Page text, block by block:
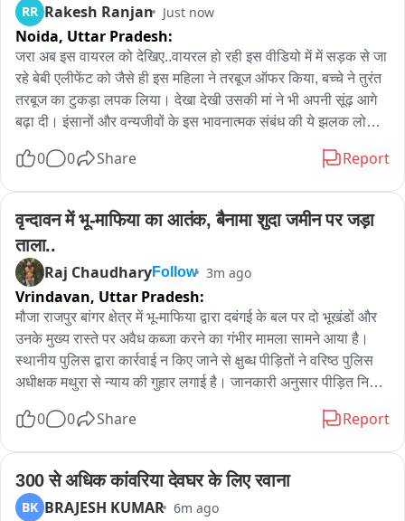
RR Rakesh Ranjan Just now
Noida, Uttar Pradesh:
जरा अब इस वायरल को देखिए..वायरल हो रही इस वीडियो में में सड़क से जा
रहे बेबी एलीफेंट को जैसे ही इस महिला ने तरबूज ऑफर किया, बच्चे ने तुरंत
तरबूज का टुकड़ा लपक लिया। देखा देखी उसकी मां ने भी अपनी सूंढ़ आगे
बढ़ा दी। इंसानों और वन्यजीवों के इस भावनात्मक संबंध की ये झलक लोगों
तरबूज पर लपटा बेबी ELEPHANT
0 0 Share Report
वृन्दावन में भू-माफिया का आतंक, बैनामा शुदा जमीन पर जड़ा
ताला..
Raj ChaudharyFollow 3m ago
Vrindavan, Uttar Pradesh:
मौजा राजपुर बांगर क्षेत्र में भू-माफिया द्वारा दबंगई के बल पर दो भूखंडों और
उनके मुख्य रास्ते पर अवैध कब्जा करने का गंभीर मामला सामने आया है।
स्थानीय पुलिस द्वारा कार्रवाई न किए जाने से क्षुब्ध पीड़ितों ने वरिष्ठ पुलिस
अधीक्षक मथुरा से न्याय की गुहार लगाई है। जानकारी अनुसार पीड़ित निर्मला
को शिकायती पत्र देकर बताया कि उन्होंने 22 नवंबर 2018 को खसरा नंबर
निवासी पोहप सिंह ने अपने साथियों के साथ मिलकर पीड़ितों के मुख्य रास्ते
पर जबरन गेट और ताला लगाकर रास्ता अवरुद्ध कर दिया। विरोध करने पर
आरोपियों ने पीड़ितों पर जानलेवा हमला किया और दोबारा जमीन पर कदम
0 0 Share Report
300 से अधिक कांवरिया देवघर के लिए रवाना
BK BRAJESH KUMAR 6m ago